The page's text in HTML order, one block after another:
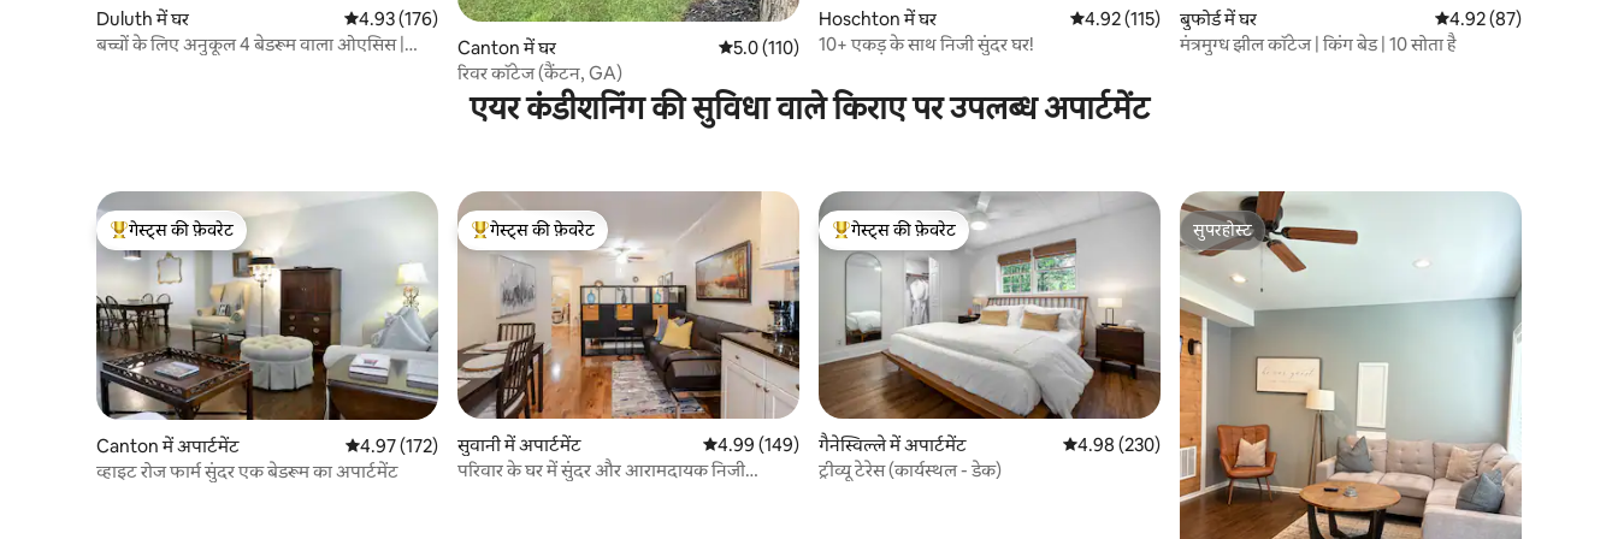
Duluth में घर औसत रेटिंग 5 में से 4.93, 176 समीक्षाएँ
4.93 (176)
बच्चों के लिए अनुकूल 4 बेडरूम वाला ओएसिस |
Canton में घर औसत रेटिंग 5 में से 5.0, 110 समीक्षाएँ
5.0 (110)
रिवर कॉटेज (कैंटन, GA)
Hoschton में घर औसत रेटिंग 5 में से 4.92, 115 समीक्षाएँ
4.92 (115)
10+ एकड़ के साथ निजी सुंदर घर!
बुफोर्ड में घर औसत रेटिंग 5 में से 4.92,
4.92 (87)
मंत्रमुग्ध झील कॉटेज | किंग बेड | 10 सोता है
एयर कंडीशनिंग की सुविधा वाले किराए पर उपलब्ध अपार्टमेंट
गेस्ट्स का टॉप फ़ेवरेट
गेस्ट्स की फ़ेवरेट
Canton में अपार्टमेंट औसत रेटिंग 5 में से 4.97, 172 समीक्षाएँ
4.97 (172)
व्हाइट रोज फार्म सुंदर एक बेडरूम का अपार्टमेंट
गेस्ट्स का टॉप फ़ेवरेट
गेस्ट्स की फ़ेवरेट
सुवानी में अपार्टमेंट औसत रेटिंग 5 में से 4.99, 149 समीक्षाएँ
4.99 (149)
परिवार के घर में सुंदर और आरामदायक निजी
गेस्ट्स का टॉप फ़ेवरेट
गेस्ट्स की फ़ेवरेट
गैनेस्विल्ले में अपार्टमेंट औसत रेटिंग 5 में से 4.98, 230 समीक्षाएँ
4.98 (230)
ट्रीव्यू टेरेस (कार्यस्थल - डेक)
सुपरहोस्ट
सुपरहोस्ट